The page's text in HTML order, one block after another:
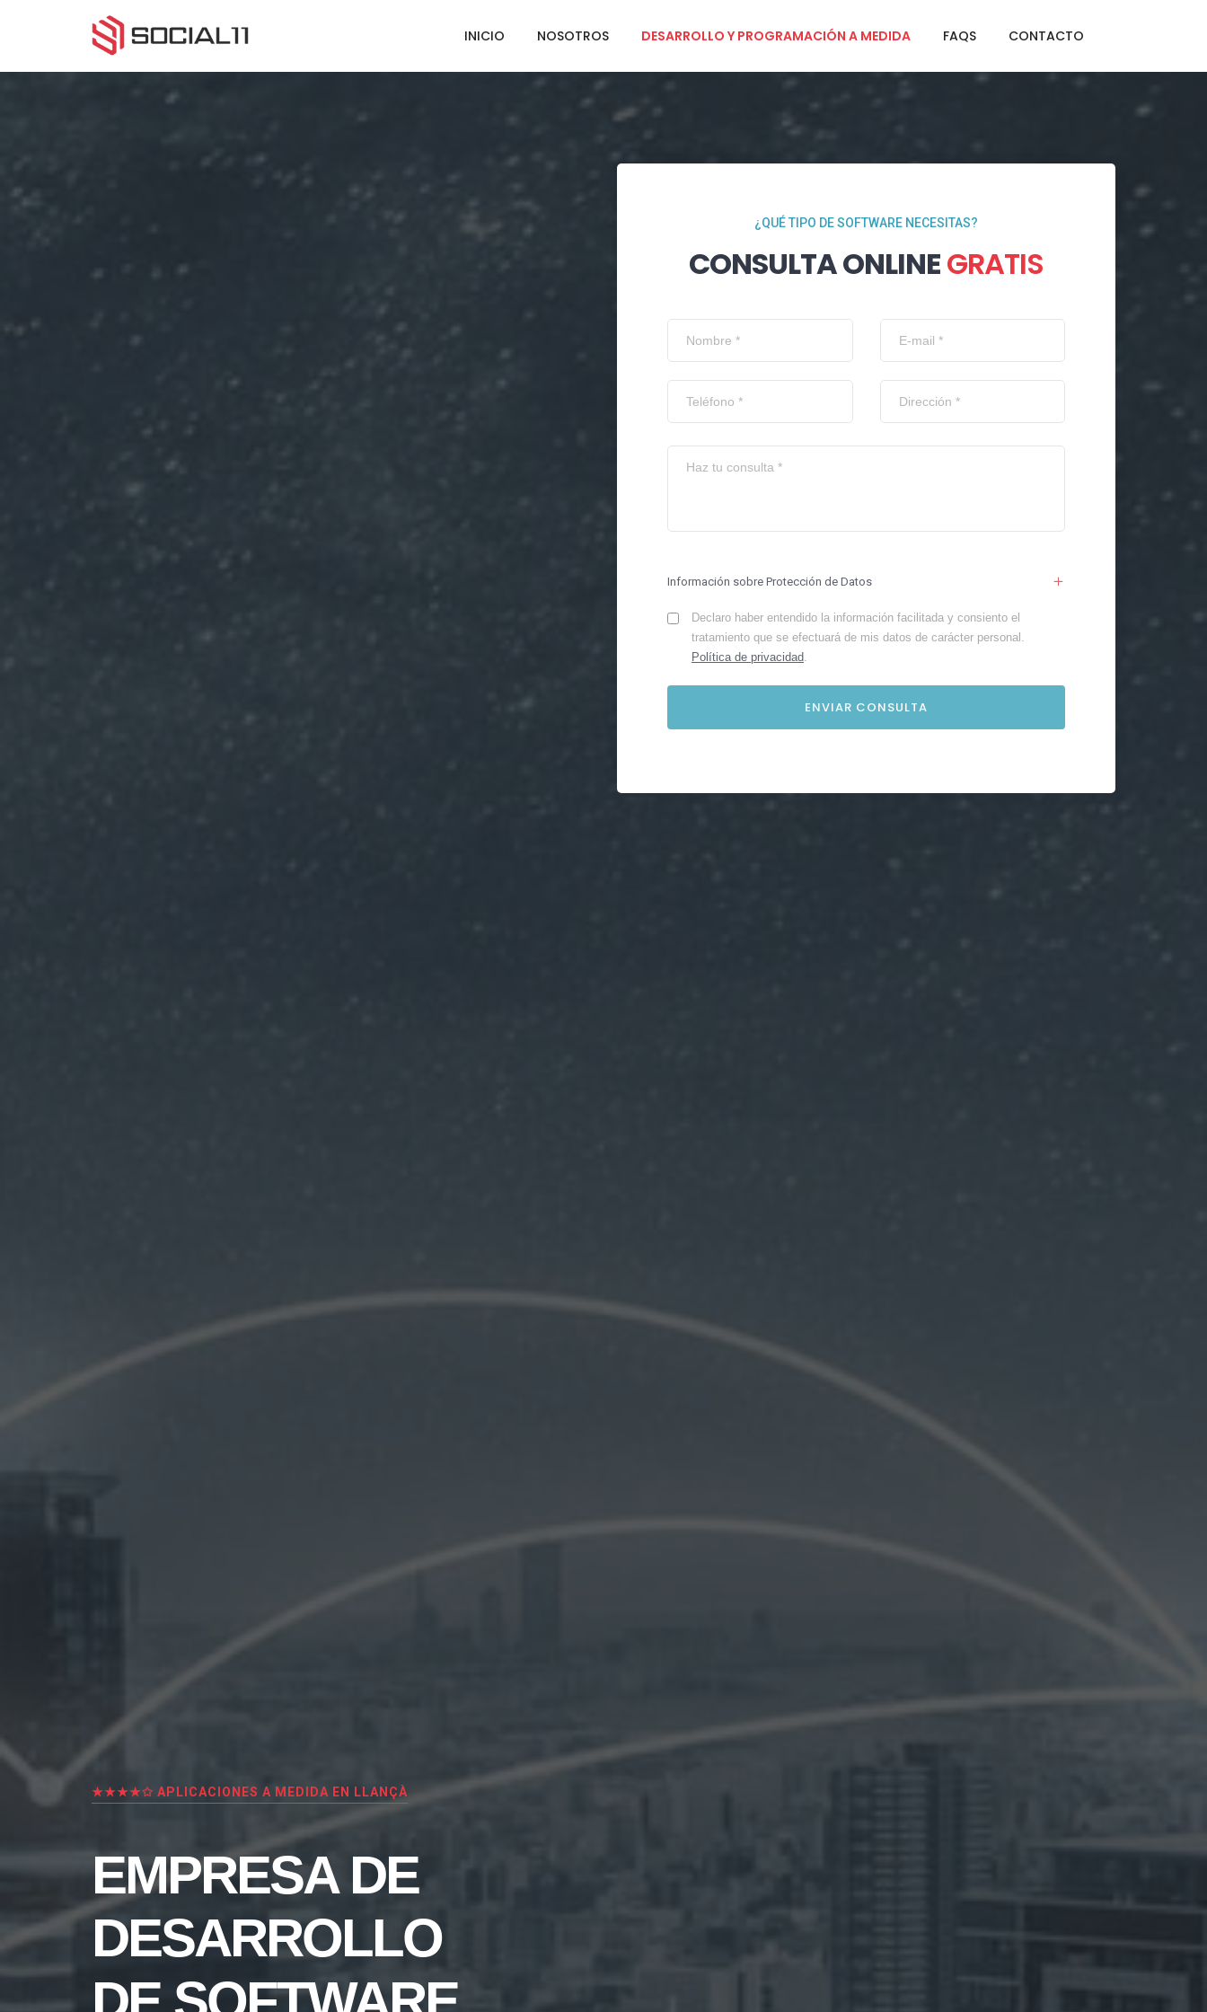
INICIO NOSOTROS DESARROLLO Y PROGRAMACIÓN A MEDIDA FAQS CONTACTO
★★★★✩ APLICACIONES A MEDIDA EN LLANÇÀ
EMPRESA DE
DESARROLLO
¿QUÉ TIPO DE SOFTWARE NECESITAS?
CONSULTA ONLINEGRATIS
Información sobre Protección de Datos
Declaro haber entendido la información facilitada y consiento el
tratamiento que se efectuará de mis datos de carácter personal.
Política de privacidad.